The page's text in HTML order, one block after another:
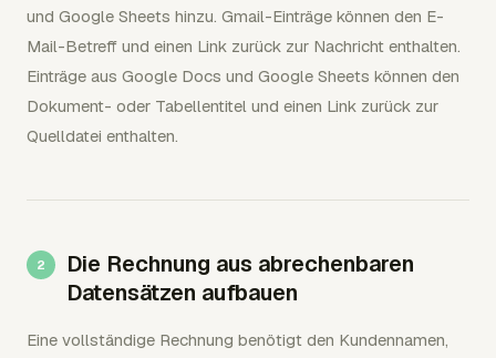
und Google Sheets hinzu. Gmail-Einträge können den E-
Mail-Betreff und einen Link zurück zur Nachricht enthalten.
Einträge aus Google Docs und Google Sheets können den
Dokument- oder Tabellentitel und einen Link zurück zur
Quelldatei enthalten.
Die Rechnung aus abrechenbaren
Datensätzen aufbauen
Eine vollständige Rechnung benötigt den Kundennamen,